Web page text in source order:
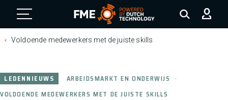
FME Logo, to the homepage
Voldoende medewerkers met de juiste skills
LEDENNIEUWS
ARBEIDSMARKT EN ONDERWIJS
VOLDOENDE MEDEWERKERS MET DE JUISTE SKILLS